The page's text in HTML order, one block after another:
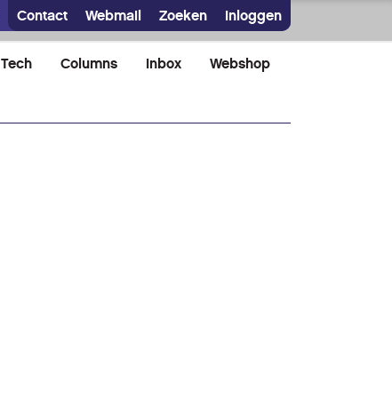
Contact Webmail Zoeken Inloggen
Tech Columns Inbox Webshop